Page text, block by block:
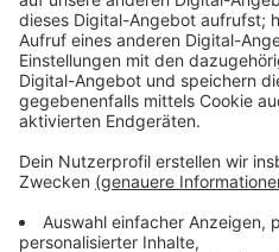
Schüler der Haupt- und
Gebauer erklärt, dass
Osterferien keinen
hätten. "Sie wären eigentlich
Prüfungen stehen, hätten
in den Kernfächern